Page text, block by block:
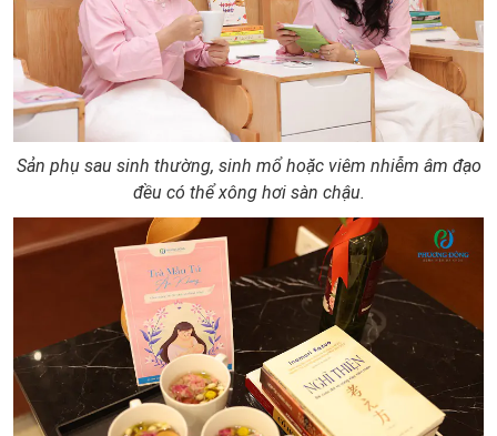
Sản phụ sau sinh thường, sinh mổ hoặc viêm nhiễm âm đạo
đều có thể xông hơi sàn chậu.